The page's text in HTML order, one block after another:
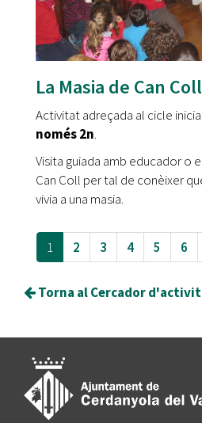
La Masia de Can Coll
Activitat adreçada al cicle
només 2n.
Visita guiada amb educador o
Can Coll per tal de conèixer
vivia a una masia.
1 2 3 4 5 6
Torna al Cercador